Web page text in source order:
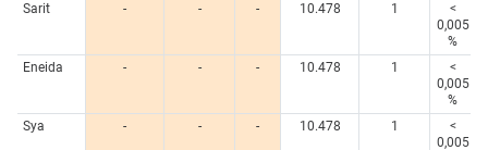
Sarit
- - - 10.478 1
<
0,005
%
Eneida
- - - 10.478 1
<
0,005
%
Sya
- - - 10.478 1
<
0,005